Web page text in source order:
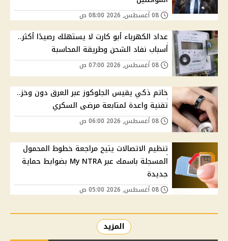
عداد الكهرباء أبو كارت لا يستهلك رصيدًا أكثر..
أسباب نفاد الشحن وطريقة المحاسبة
خاتم ذكي يقيس الجلوكوز عبر العرق دون وخز..
تقنية واعدة لمتابعة مرضى السكري
تنظيم الاتصالات يتيح مراجعة خطوط المحمول
المسجلة باسمك عبر My NTRA بضوابط حماية
جديدة
المزيد